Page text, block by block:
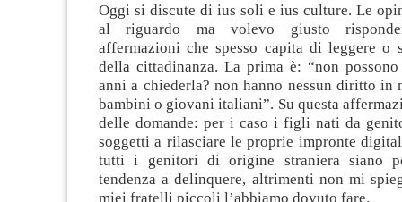
Oggi si discute di ius soli e ius culture. Le
al riguardo ma volevo giusto
affermazioni che spesso capita di leggere o
della cittadinanza. La prima è: “non
anni a chiederla? non hanno nessun diritto in
bambini o giovani italiani”. Su questa
delle domande: per i caso i figli nati da
soggetti a rilasciare le proprie impronte
tutti i genitori di origine straniera siano
tendenza a delinquere, altrimenti non mi
miei fratelli piccoli l’abbiamo dovuto fare.